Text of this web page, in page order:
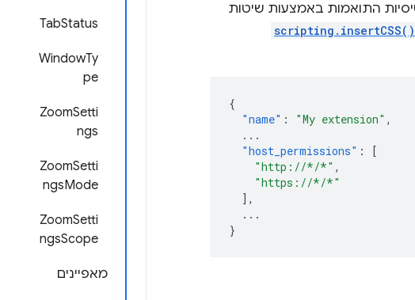
TabStatus
WindowTy
pe
ZoomSetti
ngs
ZoomSetti
ngsMode
ZoomSetti
ngsScope
מאפיינים
התואמות באמצעות שיטות
scripting.insertCSS()
{
"name" : "My extension" ,
...
"host_permissions" :
[
"http://*/*" ,
"https://*/*"
],
...
}